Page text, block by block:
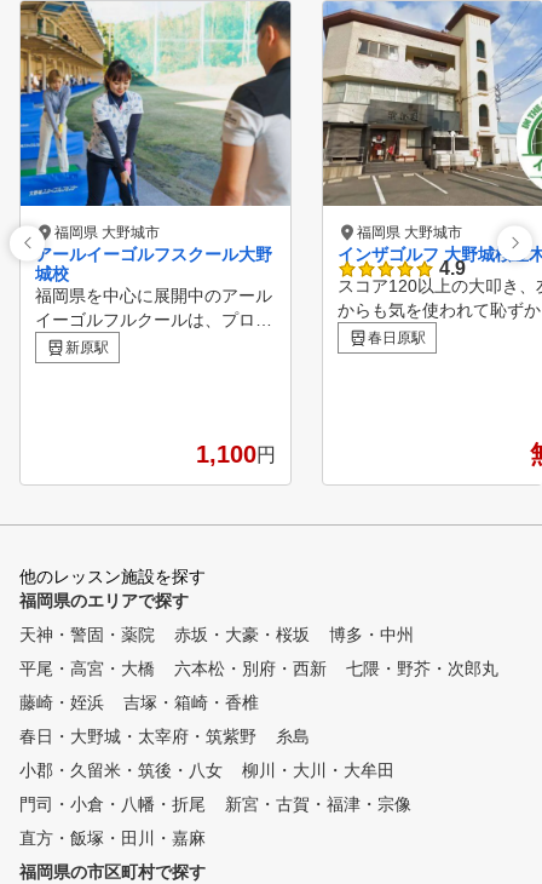
福岡県 大野城市
アールイーゴルフスクール大野
城校
福岡県を中心に展開中のアール
イーゴルフルクールは、プロゴ
ルファーによる指導で着実に上
達が実感することができるゴル
、目に見えた成果が出ればやは
り楽しいもの。 アールイーゴ
ョン豊富なカリキュラム、 ス
クール生専用のゴルフクラブの
メンテナンス工房など、ゴルフ
に関わるあらゆるご要望にお応
えできるよう、万全の体制でサ
ポートします！
新原駅
1,100円
福岡県 大野城市
インザゴルフ 大野城桜並
4.9
スコア120以上の大叩き、
からも気を使われて恥ず
った。 １人で練習してもなか
なか上手くならずに、ゴ
者の方のゴルフライフを
チに教えてもらっても月
ルゴルフレッスンスタジ
者・ドラコンプロ・名門
のキャディなどゴルフを
。それぞれの進度に合わ
優しくて楽しいレッスン
初心者の方、今まで屋外
春日原駅
他のレッスン施設を探す
福岡県のエリアで探す
天神・警固・薬院
赤坂・大豪・桜坂
博多・中州
平尾・高宮・大橋
六本松・別府・西新
七隈・野芥・次郎丸
藤崎・姪浜
吉塚・箱崎・香椎
春日・大野城・太宰府・筑紫野
糸島
小郡・久留米・筑後・八女
柳川・大川・大牟田
門司・小倉・八幡・折尾
新宮・古賀・福津・宗像
直方・飯塚・田川・嘉麻
福岡県の市区町村で探す